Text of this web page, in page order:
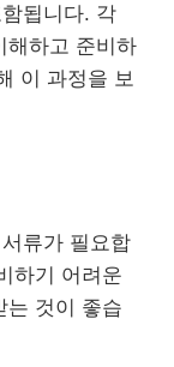
됩니다. 각
해하고 준비하
이 과정을 보
류가 필요합
하기 어려운
는 것이 좋습